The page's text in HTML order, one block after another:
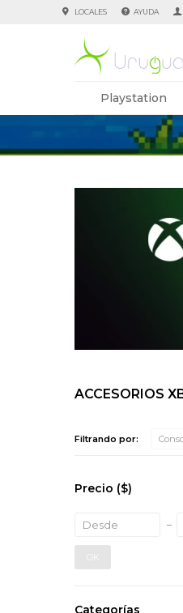
Playstation
LOCALES AYUDA
ACCESORIOS
Filtrando por:
Categorías
Precio ($)
OK